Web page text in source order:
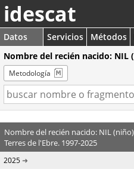
idescat
Datos Servicios Métodos
Nombre del recién nacido: NIL
Metodología
Nombre del recién nacido: NIL
Terres de l'Ebre. 1997-2025
2025